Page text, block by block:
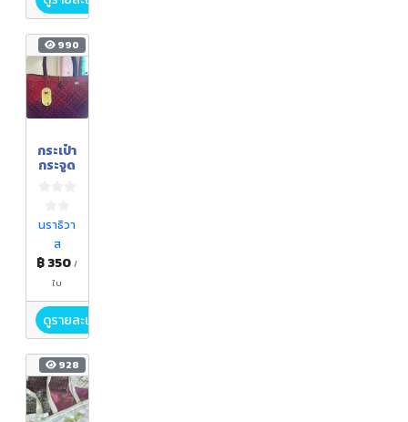
990
กระเป๋า
กระจูด
นราธิวา
ส
฿ 350/
ใบ
ดูรายละเอียด
928